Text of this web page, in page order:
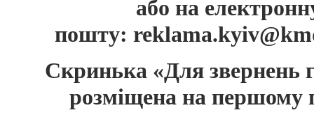
або на
пошту:
Скринька «Для звернень
розміщена на першому